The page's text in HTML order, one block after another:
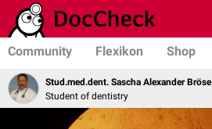
Community Flexikon Shop
Stud.med.dent. Sascha Alexander Bröse
Student of dentistry